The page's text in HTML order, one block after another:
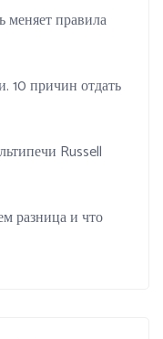
меняет правила
10 причин отдать
Russell
разница и что